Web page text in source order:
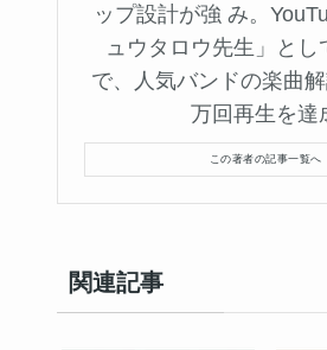
ップ設計が強 み。
ュウタロウ先生」とし
で、人気バンドの楽曲
万回再生を達
この著者の記事一覧へ
関連記事